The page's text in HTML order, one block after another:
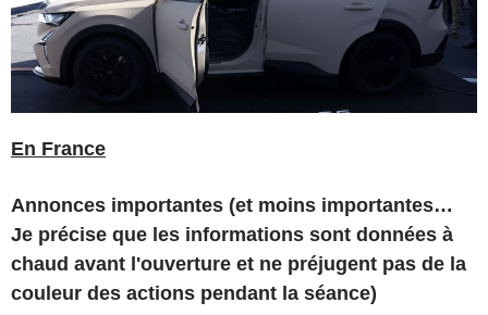
En France
Annonces importantes (et moins importantes…
Je précise que les informations sont données à
chaud avant l'ouverture et ne préjugent pas de la
couleur des actions pendant la séance)